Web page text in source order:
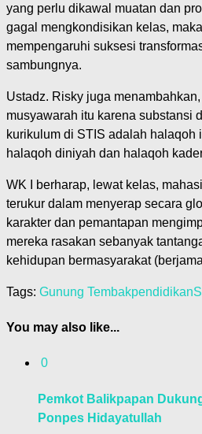
yang perlu dikawal muatan dan
gagal mengkondisikan kelas,
mempengaruhi suksesi
sambungnya.
Ustadz. Risky juga
musyawarah itu karena substansi
kurikulum di STIS adalah halaqoh
halaqoh diniyah dan halaqoh
WK I berharap, lewat kelas,
terukur dalam menyerap secara
karakter dan pemantapan
mereka rasakan sebanyak
kehidupan bermasyarakat
Tags: Gunung Tembakpendidikan
You may also like...
0
Pemkot Balikpapan
Ponpes Hidayatullah